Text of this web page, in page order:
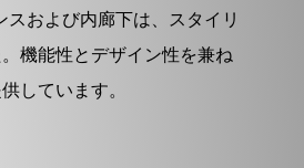
および内廊下は、スタイリ
機能性とデザイン性を兼ね
しています。